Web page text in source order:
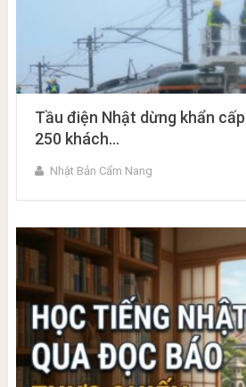
Tầu điện Nhật dừng khẩn
250 khách…
Nhật Bản Cẩm Nang